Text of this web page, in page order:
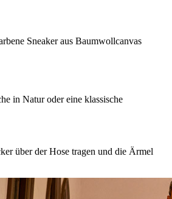
Sneaker aus Baumwollcanvas
in Natur oder eine klassische
über der Hose tragen und die Ärmel